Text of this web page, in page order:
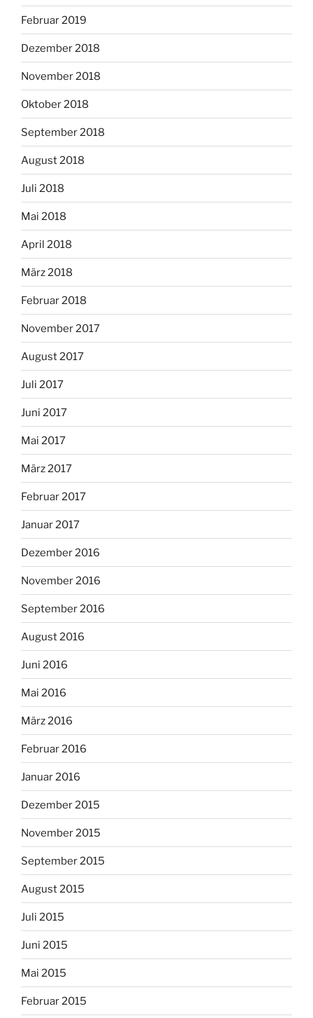
Februar 2019
Dezember 2018
November 2018
Oktober 2018
September 2018
August 2018
Juli 2018
Mai 2018
April 2018
März 2018
Februar 2018
November 2017
August 2017
Juli 2017
Juni 2017
Mai 2017
März 2017
Februar 2017
Januar 2017
Dezember 2016
November 2016
September 2016
August 2016
Juni 2016
Mai 2016
März 2016
Februar 2016
Januar 2016
Dezember 2015
November 2015
September 2015
August 2015
Juli 2015
Juni 2015
Mai 2015
Februar 2015